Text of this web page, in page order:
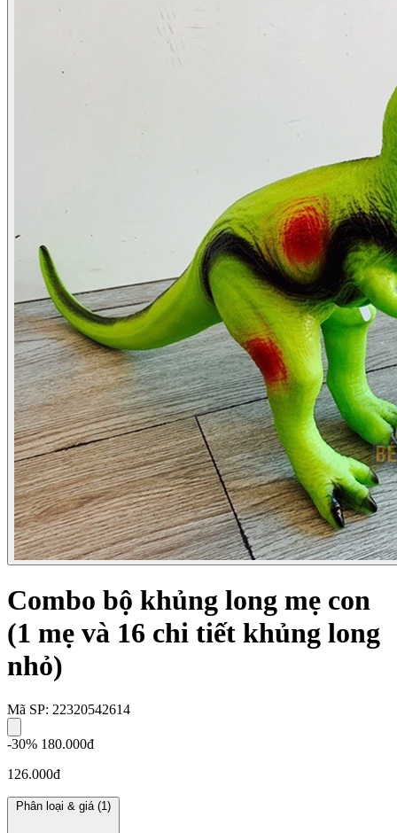
Combo bộ khủng long mẹ con
(1 mẹ và 16 chi tiết khủng long
nhỏ)
Mã SP: 22320542614
-30% 180.000đ
126.000đ
Phân loại & giá (1)